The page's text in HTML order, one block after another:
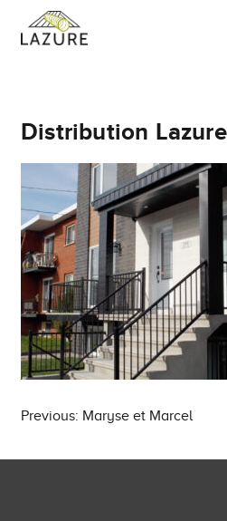
Distribution
Post
navigation
Previous: Maryse et Marcel